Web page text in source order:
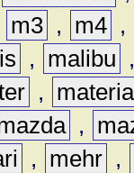
m3 , m4 ,
, malibu
,
materia
,
, mehr ,